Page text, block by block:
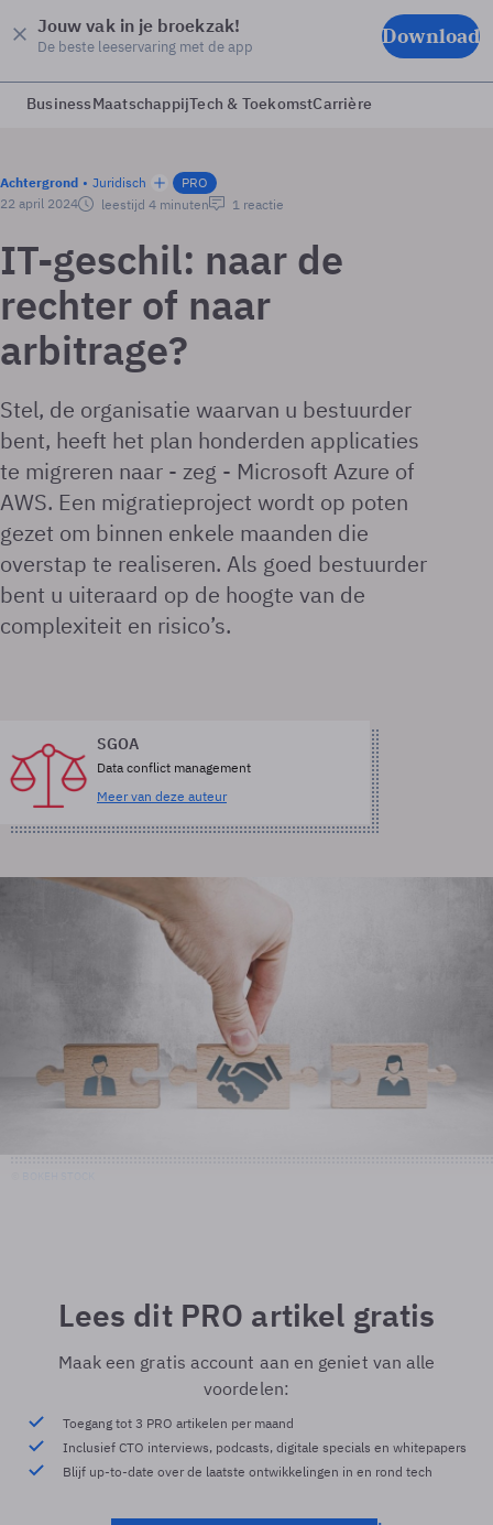
Jouw vak in je broekzak!
De beste leeservaring met de app Download
BusinessMaatschappijTech & ToekomstCarrière
Achtergrond Juridisch
PRO
22 april 2024
leestijd 4 minuten 1 reactie
IT-geschil: naar de
rechter of naar
arbitrage?
Stel, de organisatie waarvan u bestuurder
bent, heeft het plan honderden applicaties
te migreren naar - zeg - Microsoft Azure of
AWS. Een migratieproject wordt op poten
gezet om binnen enkele maanden die
overstap te realiseren. Als goed bestuurder
bent u uiteraard op de hoogte van de
complexiteit en risico’s.
SGOA
Data conflict management
Meer van deze auteur
Lees dit PRO artikel gratis
Maak een gratis account aan en geniet van alle
voordelen:
Toegang tot 3 PRO artikelen per maand
Inclusief CTO interviews, podcasts, digitale specials en whitepapers
Blijf up-to-date over de laatste ontwikkelingen in en rond tech